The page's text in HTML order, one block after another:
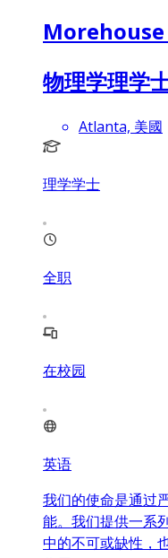
物理学理学
Atlanta, 美國
理学学士
全职
在校园
英语
我们的使命是通过
能。我们提供一系
中的不可或缺性，